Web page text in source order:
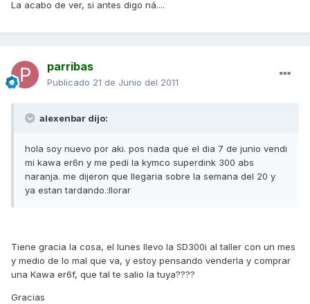
La acabo de ver, si antes digo ná....
parribas
Publicado 21 de Junio del 2011
alexenbar dijo:
hola soy nuevo por aki. pos nada que el dia 7 de junio vendi
mi kawa er6n y me pedi la kymco superdink 300 abs
naranja. me dijeron que llegaria sobre la semana del 20 y
ya estan tardando.:llorar
Tiene gracia la cosa, el lunes llevo la SD300i al taller con un mes
y medio de lo mal que va, y estoy pensando venderla y comprar
una Kawa er6f, que tal te salio la tuya????
Gracias